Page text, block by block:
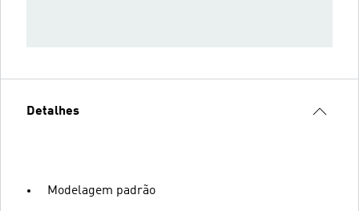
Detalhes
Modelagem padrão